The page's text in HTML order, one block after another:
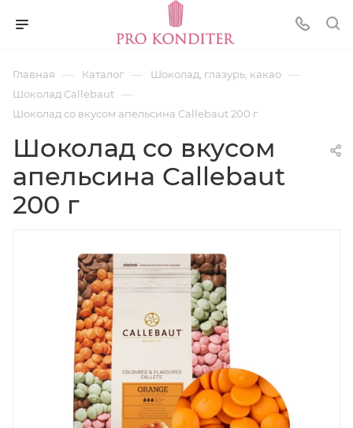
Главная — Каталог — Шоколад, глазурь, какао —
Шоколад Callebaut —
Шоколад со вкусом апельсина Callebaut 200 г
Шоколад со вкусом
апельсина Callebaut
200 г